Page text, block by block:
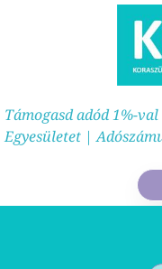
Támogasd adód 1%-
Egyesületet |